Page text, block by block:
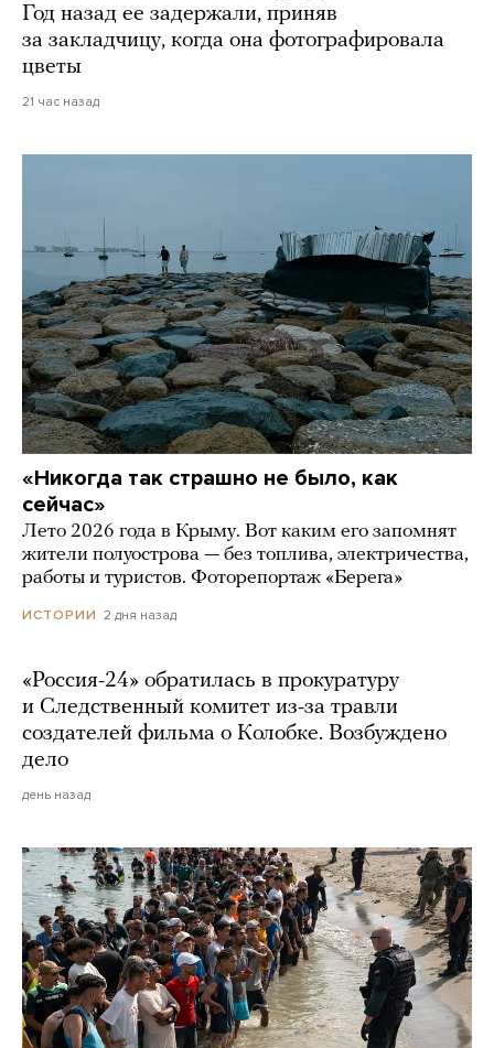
Год назад ее задержали, приняв
за закладчицу, когда она фотографировала
цветы
21 час назад
«Никогда так страшно не было, как
сейчас»
Лето 2026 года в Крыму. Вот каким его запомнят
жители полуострова — без топлива, электричества,
работы и туристов. Фоторепортаж «Берега»
ИСТОРИИ 2 дня назад
«Россия-24» обратилась в прокуратуру
и Следственный комитет из-за травли
создателей фильма о Колобке. Возбуждено
дело
день назад